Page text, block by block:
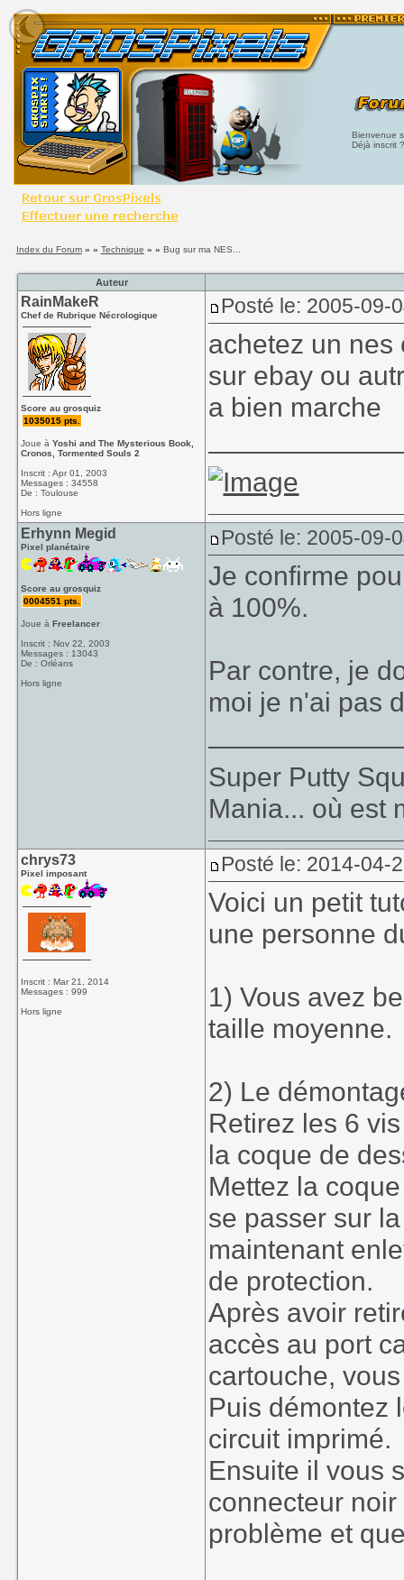
Bienvenue
Déjà inscrit
Index du Forum» » Technique » » Bug sur ma NES...
Auteur
RainMakeR
Chef de Rubrique Nécrologique
Score au grosquiz
1035015 pts.
Joue àYoshi and The Mysterious Book,
Cronos, Tormented Souls 2
Inscrit : Apr 01, 2003
Messages : 34558
De : Toulouse
Hors ligne
Posté le: 2005-09-
achetez un
sur ebay ou
a bien marche
Erhynn Megid
Pixel planétaire
Score au grosquiz
0004551 pts.
Joue àFreelancer
Inscrit : Nov 22, 2003
Messages : 13043
De : Orléans
Hors ligne
Posté le: 2005-09-
Je confirme
à 100%.
Par contre, je
moi je n'ai pas
Super Putty
Mania... où est
chrys73
Pixel imposant
Inscrit : Mar 21, 2014
Messages : 999
Hors ligne
Posté le: 2014-04-
Voici un petit
une personne
1) Vous avez
taille moyenne.
2) Le
Retirez les 6
la coque de
Mettez la
se passer sur
maintenant
de protection.
Après avoir
accès au port
cartouche,
Puis démontez
circuit imprimé.
Ensuite il vous
connecteur
problème et